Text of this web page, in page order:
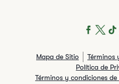
Mapa de Sitio
Términos
Política de
Términos y condiciones